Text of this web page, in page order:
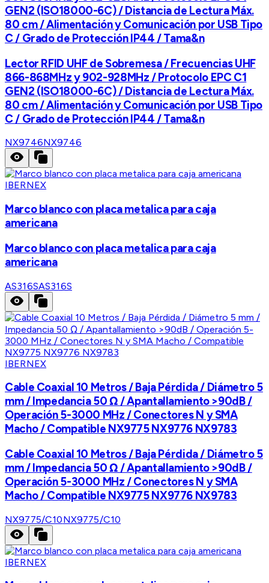
GEN2 (ISO18000-6C) / Distancia de Lectura Máx.
80 cm / Alimentación y Comunicación por USB Tipo
C / Grado de Protección IP44 / Tama&n
Lector RFID UHF de Sobremesa / Frecuencias UHF
866-868MHz y 902-928MHz / Protocolo EPC C1
GEN2 (ISO18000-6C) / Distancia de Lectura Máx.
80 cm / Alimentación y Comunicación por USB Tipo
C / Grado de Protección IP44 / Tama&n
NX9746NX9746
IBERNEX
Marco blanco con placa metalica para caja
americana
Marco blanco con placa metalica para caja
americana
AS316SAS316S
IBERNEX
Cable Coaxial 10 Metros / Baja Pérdida / Diámetro 5
mm / Impedancia 50 Ω / Apantallamiento >90dB /
Operación 5-3000 MHz / Conectores N y SMA
Macho / Compatible NX9775 NX9776 NX9783
Cable Coaxial 10 Metros / Baja Pérdida / Diámetro 5
mm / Impedancia 50 Ω / Apantallamiento >90dB /
Operación 5-3000 MHz / Conectores N y SMA
Macho / Compatible NX9775 NX9776 NX9783
NX9775/C10NX9775/C10
IBERNEX